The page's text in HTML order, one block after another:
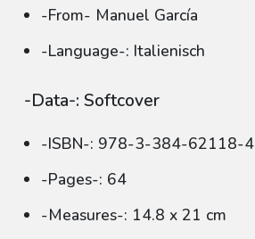
-From- Manuel García
-Language-: Italienisch
-Data-: Softcover
-ISBN-: 978-3-384-62118-4
-Pages-: 64
-Measures-: 14.8 x 21 cm